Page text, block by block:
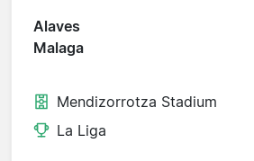
Alaves
Malaga
Mendizorrotza Stadium
La Liga